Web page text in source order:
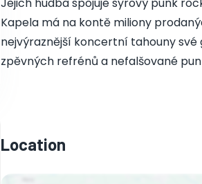
Kapela má na kontě miliony
nejvýraznější koncertní tahouny
zpěvných refrénů a nefalšované
Location